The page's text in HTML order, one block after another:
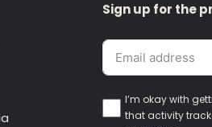
Sign up for the
I’m okay with
that activity